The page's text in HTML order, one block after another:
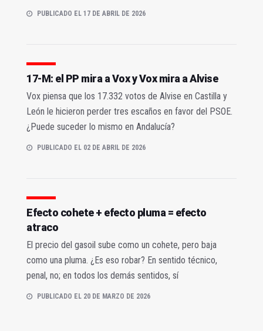
PUBLICADO EL 17 DE ABRIL DE 2026
17-M: el PP mira a Vox y Vox mira a Alvise
Vox piensa que los 17.332 votos de Alvise en Castilla y
León le hicieron perder tres escaños en favor del PSOE.
¿Puede suceder lo mismo en Andalucía?
PUBLICADO EL 02 DE ABRIL DE 2026
Efecto cohete + efecto pluma = efecto
atraco
El precio del gasoil sube como un cohete, pero baja
como una pluma. ¿Es eso robar? En sentido técnico,
penal, no; en todos los demás sentidos, sí
PUBLICADO EL 20 DE MARZO DE 2026